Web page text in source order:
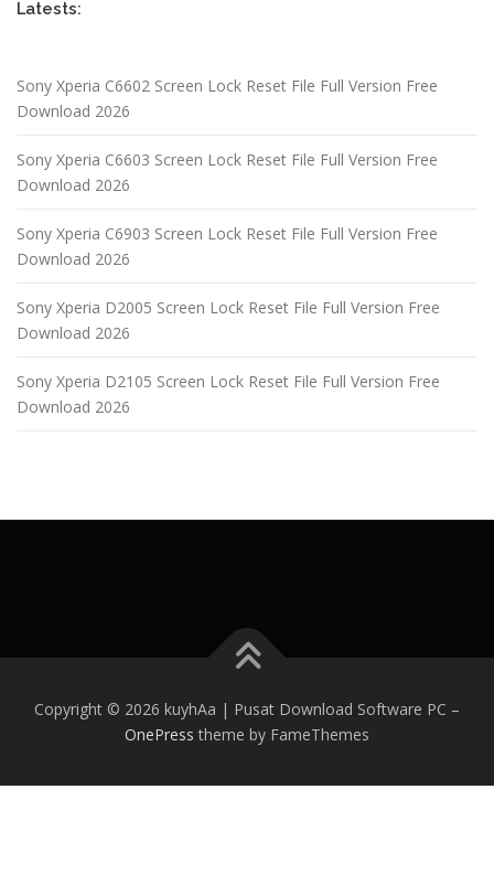
Latests:
Sony Xperia C6602 Screen Lock Reset File Full Version Free
Download 2026
Sony Xperia C6603 Screen Lock Reset File Full Version Free
Download 2026
Sony Xperia C6903 Screen Lock Reset File Full Version Free
Download 2026
Sony Xperia D2005 Screen Lock Reset File Full Version Free
Download 2026
Sony Xperia D2105 Screen Lock Reset File Full Version Free
Download 2026
Copyright © 2026 kuyhAa | Pusat Download Software PC –
OnePress theme by FameThemes